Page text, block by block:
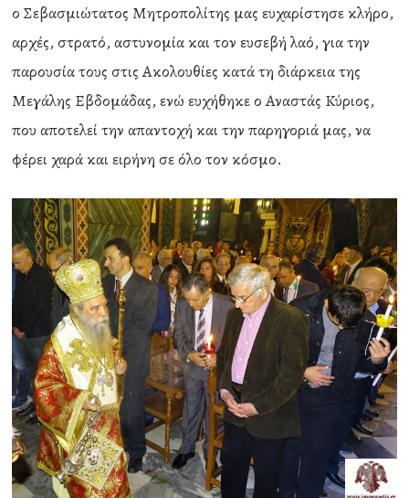
ο Σεβασμιώτατος Μητροπολίτης μας ευχαρίστησε κλήρο,
αρχές, στρατό, αστυνομία και τον ευσεβή λαό, για την
παρουσία τους στις Ακολουθίες κατά τη διάρκεια της
Μεγάλης Εβδομάδας, ενώ ευχήθηκε ο Αναστάς Κύριος,
που αποτελεί την απαντοχή και την παρηγοριά μας, να
φέρει χαρά και ειρήνη σε όλο τον κόσμο.